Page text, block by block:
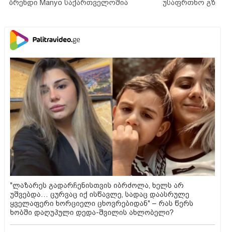
ბრენდი Manyo საქართველოშია
უსაფრთხო
"ლაზარეს გადარჩენისთვის იბრძოლა, ხელს არ
უშვებდა… ცურვაც იქ ისწავლე, სადაც დაასრულე
ყველაფერი ხორციელი ცხოვრებიდან" – რას წერს
ხობში დაღუპული დედა-შვილის ახლობელი?